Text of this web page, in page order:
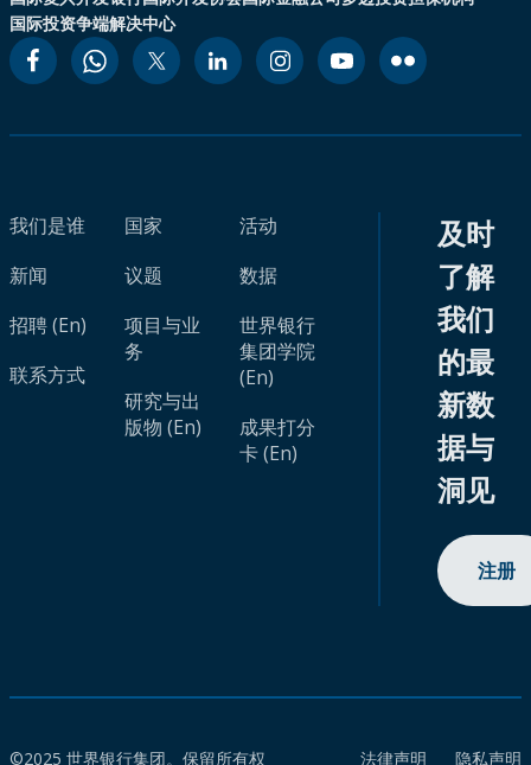
国际投资争端解决中心
我们是谁
新闻
招聘 (En)
联系方式
国家
议题
项目与业
务
研究与出
版物 (En)
活动
数据
世界银行
集团学院
(En)
成果打分
卡 (En)
及时
了解
我们
的最
新数
据与
洞见
注册
©2025 世界银行集团。保留所有权 法律声明 隐私声明